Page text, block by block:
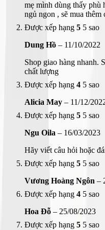
mẹ mình dùng thấy phù
ngủ ngon , sẽ mua thêm
Được xếp hạng 5 5 sao
Dung Hồ – 11/10/2022
Shop giao hàng nhanh.
chất lượng
Được xếp hạng 4 5 sao
Alicia May – 11/12/
Được xếp hạng 5 5 sao
Ngu Oila – 16/03/2023
Hãy viết câu hỏi hoặc
Được xếp hạng 5 5 sao
Vương Hoàng Ngôn –
Được xếp hạng 4 5 sao
Hoa Đỗ – 25/08/2023
Được xếp hạng 5 5 sao